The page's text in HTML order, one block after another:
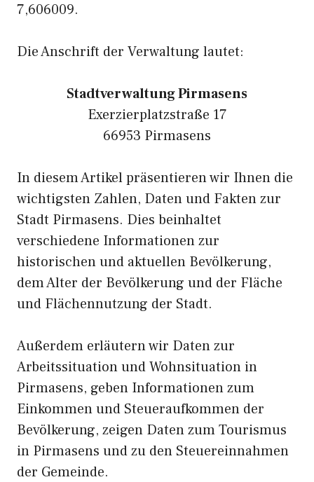
7,606009.
Die Anschrift der Verwaltung lautet:
Stadtverwaltung Pirmasens
Exerzierplatzstraße 17
66953 Pirmasens
In diesem Artikel präsentieren wir Ihnen die
wichtigsten Zahlen, Daten und Fakten zur
Stadt Pirmasens. Dies beinhaltet
verschiedene Informationen zur
historischen und aktuellen Bevölkerung,
dem Alter der Bevölkerung und der Fläche
und Flächennutzung der Stadt.
Außerdem erläutern wir Daten zur
Arbeitssituation und Wohnsituation in
Pirmasens, geben Informationen zum
Einkommen und Steueraufkommen der
Bevölkerung, zeigen Daten zum Tourismus
in Pirmasens und zu den Steuereinnahmen
der Gemeinde.